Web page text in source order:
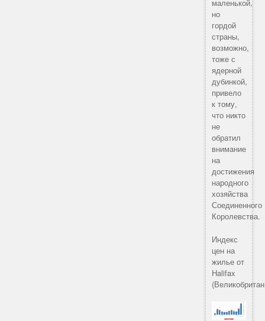
маленькой,
но
гордой
страны,
возможно,
тоже с
ядерной
дубинкой,
привело
к тому,
что никто
не
обратил
внимание
на
достижения
народного
хозяйства
Соединенного
Королевства.
Индекс
цен на
жилье от
Halifax